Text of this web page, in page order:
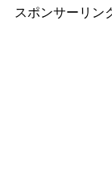
スポンサーリン